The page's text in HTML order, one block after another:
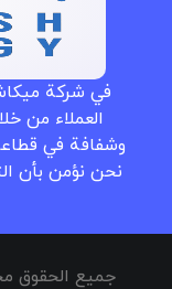
في شركة
العملاء من
وشفافة في
نحن نؤمن بأن
جميع الحقوق محفوظة © ٢٠٢٦